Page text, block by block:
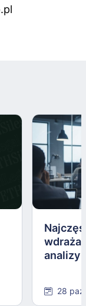
analizy
28